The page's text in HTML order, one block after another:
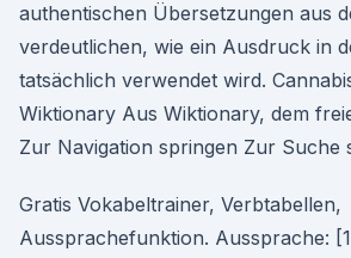
authentischen Übersetzungen aus
verdeutlichen, wie ein Ausdruck in
tatsächlich verwendet wird.
Wiktionary Aus Wiktionary, dem
Zur Navigation springen Zur Suche
Gratis Vokabeltrainer, Verbtabellen,
Aussprachefunktion. Aussprache: